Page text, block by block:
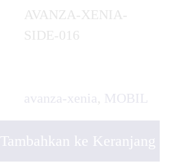
AVANZA-XENIA-
SIDE-016
avanza-xenia, MOBIL
Tambahkan ke Keranjang